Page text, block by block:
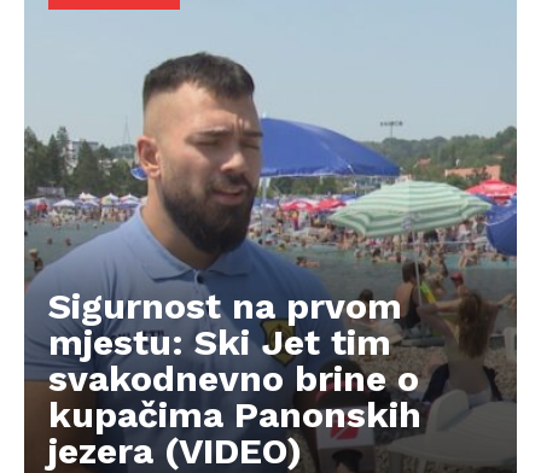
Sigurnost na prvom
mjestu: Ski Jet tim
svakodnevno brine o
kupačima Panonskih
jezera (VIDEO)